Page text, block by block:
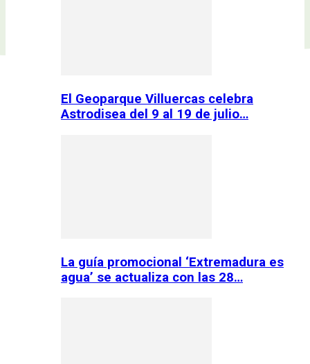
El Geoparque Villuercas celebra
Astrodisea del 9 al 19 de julio…
La guía promocional ‘Extremadura es
agua’ se actualiza con las 28…